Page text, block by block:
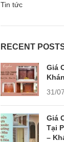
Tin tức
RECENT
Giá
31/
Giá
Tại
–